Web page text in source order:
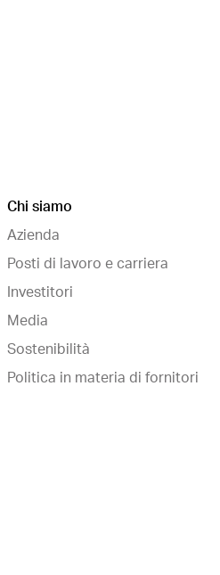
Chi siamo
Azienda
Posti di lavoro e carriera
Investitori
Media
Sostenibilità
Politica in materia di fornitori